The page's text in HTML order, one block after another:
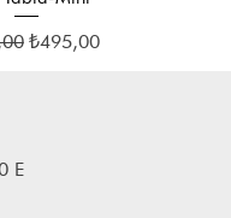
Fiyat
İndirimli Fiyat
₺495,00
E